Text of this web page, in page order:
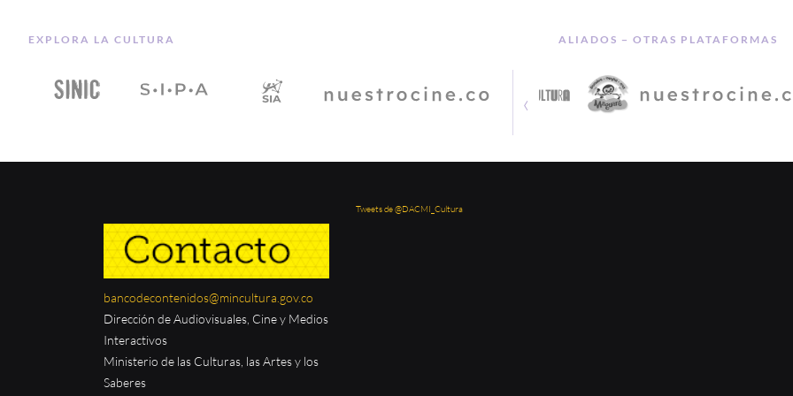
EXPLORA LA CULTURA ALIADOS − OTRAS PLATAFORMAS
‹
bancodecontenidos@mincultura.gov.co
Dirección de Audiovisuales, Cine y Medios
Interactivos
Ministerio de las Culturas, las Artes y los
Saberes
Tweets de @DACMI_Cultura